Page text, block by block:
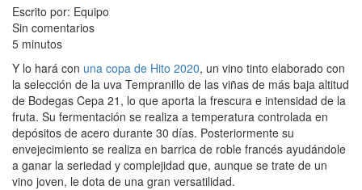
Escrito por: Equipo
Sin comentarios
5 minutos
Y lo hará con una copa de Hito 2020, un vino tinto elaborado con
la selección de la uva Tempranillo de las viñas de más baja altitud
de Bodegas Cepa 21, lo que aporta la frescura e intensidad de la
fruta. Su fermentación se realiza a temperatura controlada en
depósitos de acero durante 30 días. Posteriormente su
envejecimiento se realiza en barrica de roble francés ayudándole
a ganar la seriedad y complejidad que, aunque se trate de un
vino joven, le dota de una gran versatilidad.